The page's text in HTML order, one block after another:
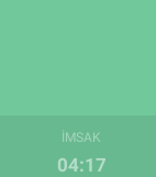
İMSAK
04:17